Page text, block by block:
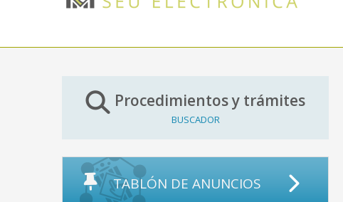
Procedimientos y trámites
BUSCADOR
TABLÓN DE ANUNCIOS